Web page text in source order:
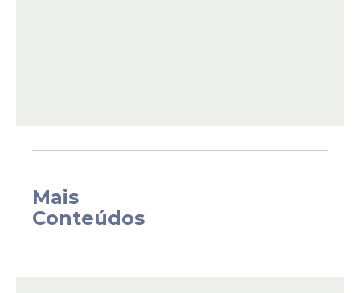
Como preparar:
gengibre ralado em 1 xícara de água por 10
Mais
Conteúdos